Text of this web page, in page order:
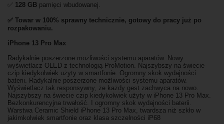
128 GB pamięci wbudowanej.
✅ Towar w 100% sprawny technicznie, gotowy do pracy już po
rozpakowaniu.
iPhone 13 Pro Max
Radykalnie poszerzone możliwości systemu aparatów. Nowy
wyświetlacz OLED z technologią ProMotion. Najszybszy na świecie
czip kiedykolwiek użyty w smartfonie. Ogromny skok wydajności
baterii. Radykalnie poszerzone możliwości systemu aparatów.
Wyświetlacz tak responsywny, że każdy gest zachwyca na nowo.
Najszybszy na świecie czip kiedykolwiek użyty w iPhone 13 Pro Max.
Bezkonkurencyjna trwałość. I ogromny skok wydajności baterii.
Warstwa Ceramic Shield iPhone 13 Pro Max, twardsza niż szkło w
jakimkolwiek smartfonie oraz klasa szczelności iP68